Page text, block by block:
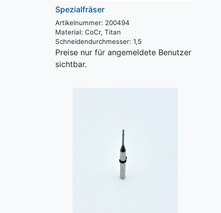
Spezialfräser
Artikelnummer: 200494
Material: CoCr, Titan
Schneidendurchmesser: 1,5
Preise nur für angemeldete Benutzer
sichtbar.